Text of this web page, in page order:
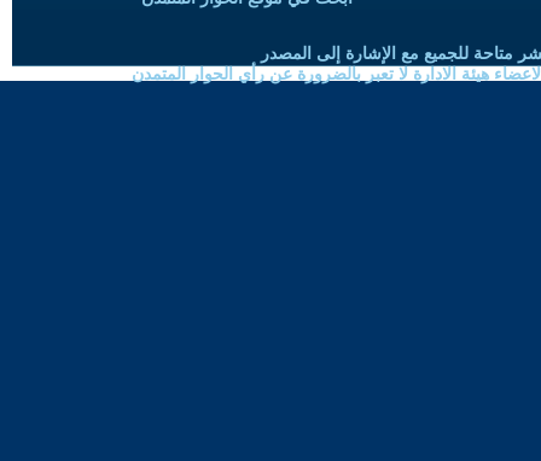
متاحة للجميع مع الإشارة إلى المصدر
هيئة الادارة لا تعبر بالضرورة عن رأي الحوار المتمدن